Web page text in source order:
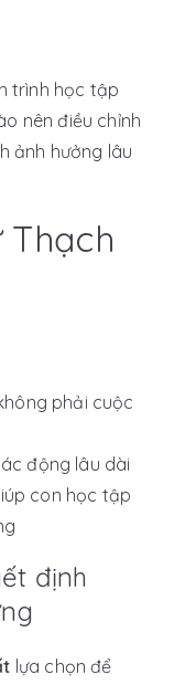
trình học tập
nên điều chỉnh
ảnh hưởng lâu
Thạch
phải cuộc
động lâu dài
con học tập
định
lựa chọn để